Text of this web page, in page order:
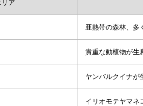
リア
亜熱帯の森林、多
貴重な動植物が生
ヤンバルクイナが
イリオモテヤマネ